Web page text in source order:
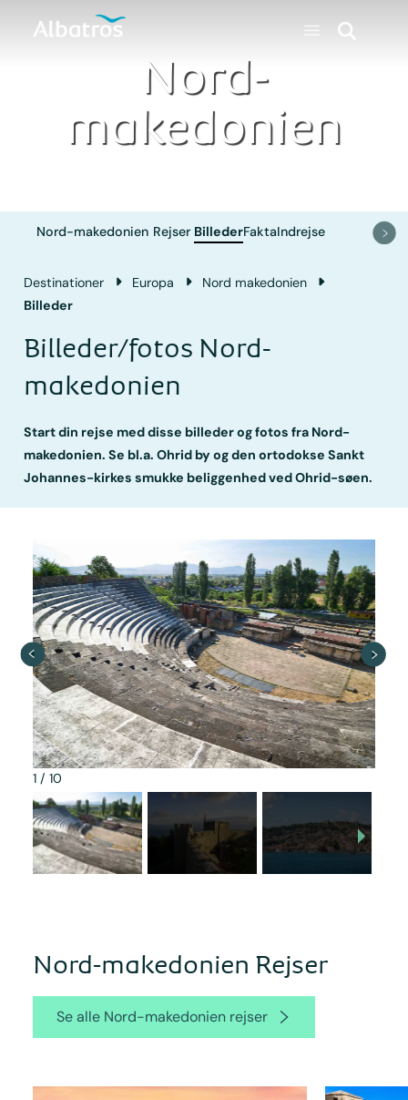
Nord-
makedonien
Nord-makedonien Rejser BillederFaktaIndrejse
Destinationer Europa
Nord makedonien
Billeder
Billeder/fotos Nord-
makedonien
Start din rejse med disse billeder og fotos fra Nord-
makedonien. Se bl.a. Ohrid by og den ortodokse Sankt
Johannes-kirkes smukke beliggenhed ved Ohrid-søen.
1/ 10
Nord-makedonien Rejser
Se alle Nord-makedonien rejser